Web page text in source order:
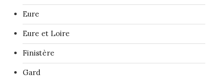
Eure
Eure et Loire
Finistère
Gard